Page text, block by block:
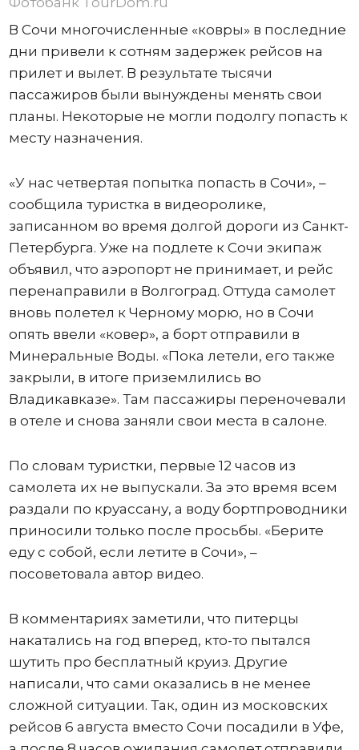
В Сочи многочисленные «ковры» в последние
дни привели к сотням задержек рейсов на
прилет и вылет. В результате тысячи
пассажиров были вынуждены менять свои
планы. Некоторые не могли подолгу попасть к
месту назначения.
«У нас четвертая попытка попасть в Сочи», –
сообщила туристка в видеоролике,
записанном во время долгой дороги из Санкт-
Петербурга. Уже на подлете к Сочи экипаж
объявил, что аэропорт не принимает, и рейс
перенаправили в Волгоград. Оттуда самолет
вновь полетел к Черному морю, но в Сочи
опять ввели «ковер», а борт отправили в
Минеральные Воды. «Пока летели, его также
закрыли, в итоге приземлились во
Владикавказе». Там пассажиры переночевали
в отеле и снова заняли свои места в салоне.
По словам туристки, первые 12 часов из
самолета их не выпускали. За это время всем
раздали по круассану, а воду бортпроводники
приносили только после просьбы. «Берите
еду с собой, если летите в Сочи», –
посоветовала автор видео.
В комментариях заметили, что питерцы
накатались на год вперед, кто-то пытался
шутить про бесплатный круиз. Другие
написали, что сами оказались в не менее
сложной ситуации. Так, один из московских
рейсов 6 августа вместо Сочи посадили в Уфе,